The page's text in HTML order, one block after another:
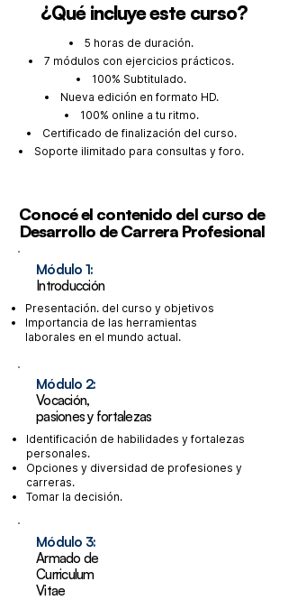
¿Qué incluye este curso?
5 horas de duración.
7 módulos con ejercicios prácticos.
100% Subtitulado.
Nueva edición en formato HD.
100% online a tu ritmo.
Certificado de finalización del curso.
Soporte ilimitado para consultas y foro.
Conocé el contenido del curso de
Desarrollo de Carrera Profesional
Módulo 1:
Introducción
Presentación. del curso y objetivos
Importancia de las herramientas
laborales en el mundo actual.
Módulo 2:
Vocación,
pasiones y fortalezas
Identificación de habilidades y fortalezas
personales.
Opciones y diversidad de profesiones y
carreras.
Tomar la decisión.
Módulo 3:
Armado de
Curriculum
Vitae